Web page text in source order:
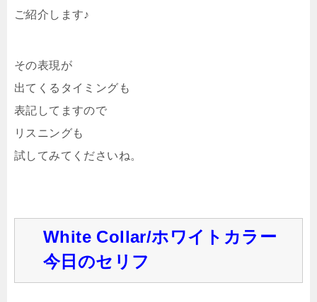
ご紹介します♪
その表現が
出てくるタイミングも
表記してますので
リスニングも
試してみてくださいね。
White Collar/ホワイトカラー
今日のセリフ